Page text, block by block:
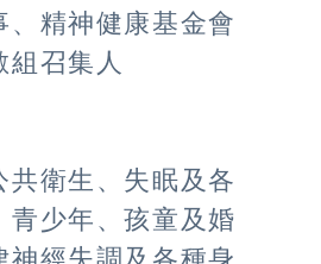
、精神健康基金會
召集人
共衛生、失眠及各
青少年、孩童及婚
神經失調及各種身